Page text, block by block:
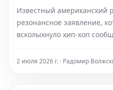
Известный американский
резонансное заявление,
всколыхнуло хип-хоп
обладателя
2 июля 2026 г. · Радомир